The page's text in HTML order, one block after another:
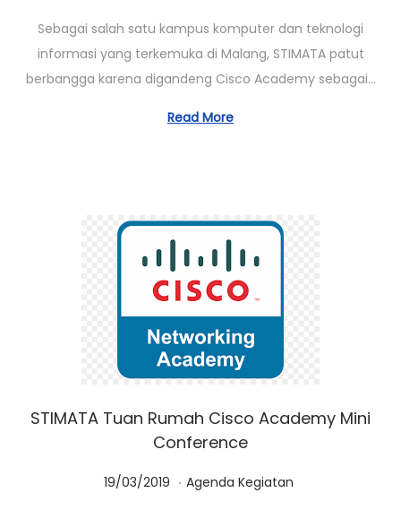
/
1
0
/
Sebagai salah satu kampus komputer dan teknologi
informasi yang terkemuka di Malang, STIMATA patut
berbangga karena digandeng Cisco Academy sebagai…
Read More
STIMATA Tuan Rumah Cisco Academy Mini
Conference
Posted on
19/03/2019 0. Posted in
Agenda Kegiatan